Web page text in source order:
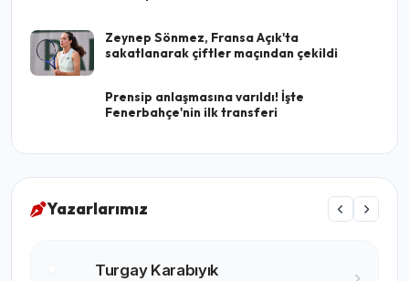
Zeynep Sönmez, Fransa Açık'ta
sakatlanarak çiftler maçından çekildi
Prensip anlaşmasına varıldı! İşte
Fenerbahçe'nin ilk transferi
Yazarlarımız
Turgay Karabıyık